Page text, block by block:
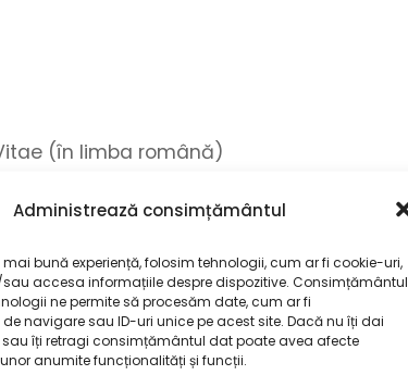
Administrează consimțământul
mai bună experiență, folosim tehnologii, cum ar fi cookie-uri,
accesa informațiile despre dispozitive. Consimțământul
ne permite să procesăm date, cum ar fi
navigare sau ID-uri unice pe acest site. Dacă nu îți dai
îți retragi consimțământul dat poate avea afecte
anumite funcționalități și funcții.
(în limba română)
butonul
”Aplică” și
completați
dumneavoastră de e-mail
formatul .pdf. Pentru a realiza o
utiliza funcționalitatea de export din
conversie între formatele grafice,